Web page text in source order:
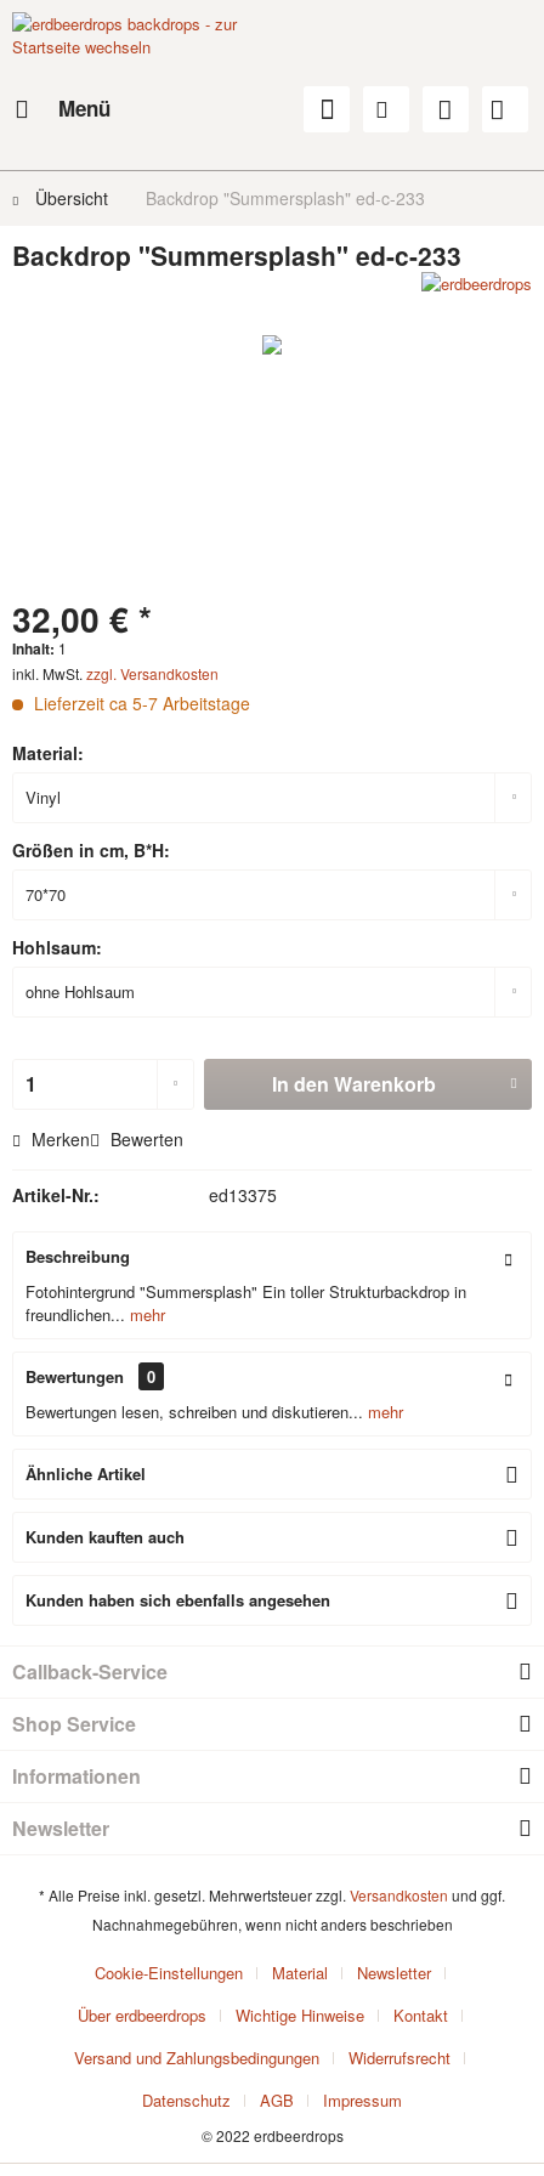
Menü
Übersicht Backdrop "Summersplash" ed-c-233
Backdrop "Summersplash" ed-c-233
32,00 € *
Inhalt: 1
inkl. MwSt. zzgl. Versandkosten
Lieferzeit ca 5-7 Arbeitstage
Material:
Größen in cm, B*H:
Hohlsaum:
In den Warenkorb
Merken Bewerten
Artikel-Nr.: ed13375
Beschreibung
Fotohintergrund "Summersplash" Ein toller Strukturbackdrop in
freundlichen... mehr
Bewertungen
0
Bewertungen lesen, schreiben und diskutieren... mehr
Ähnliche Artikel
Kunden kauften auch
Kunden haben sich ebenfalls angesehen
Callback-Service
Shop Service
Informationen
Newsletter
* Alle Preise inkl. gesetzl. Mehrwertsteuer zzgl. Versandkosten und ggf.
Nachnahmegebühren, wenn nicht anders beschrieben
Cookie-Einstellungen Material
Newsletter
Über erdbeerdrops
Wichtige Hinweise
Kontakt
Versand und Zahlungsbedingungen
Widerrufsrecht
Datenschutz
AGB Impressum
© 2022 erdbeerdrops